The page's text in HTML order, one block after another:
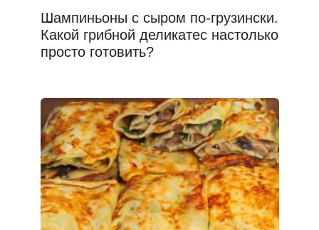
Шампиньоны с сыром по-грузински.
Какой грибной деликатес настолько
просто готовить?